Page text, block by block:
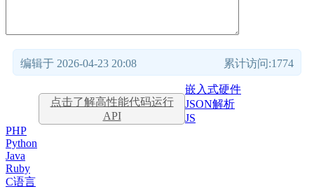
编辑于 2026-04-23 20:08 累计访问:1774
点击了解高性能代码运行
API
嵌入式硬件
JSON解析
JS
PHP
Python
Java
Ruby
C语言